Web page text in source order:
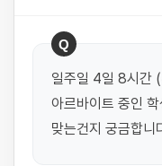
Q
일주일 4일 8시간
아르바이트 중인
맞는건지 궁금합니